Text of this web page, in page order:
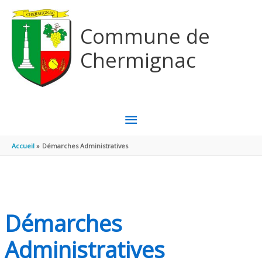
Commune de
Chermignac
MENU
PRINCIPAL
Accueil Démarches Administratives
Démarches
Administratives